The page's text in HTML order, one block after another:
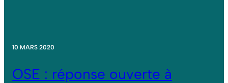
10 MARS 2020
OSE : réponse ouverte à